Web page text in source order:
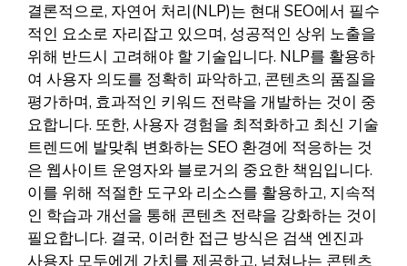
결론적으로, 자연어 처리(NLP)는 현대 SEO에서 필수
적인 요소로 자리잡고 있으며, 성공적인 상위 노출을
위해 반드시 고려해야 할 기술입니다. NLP를 활용하
여 사용자 의도를 정확히 파악하고, 콘텐츠의 품질을
평가하며, 효과적인 키워드 전략을 개발하는 것이 중
요합니다. 또한, 사용자 경험을 최적화하고 최신 기술
트렌드에 발맞춰 변화하는 SEO 환경에 적응하는 것
은 웹사이트 운영자와 블로거의 중요한 책임입니다.
이를 위해 적절한 도구와 리소스를 활용하고, 지속적
인 학습과 개선을 통해 콘텐츠 전략을 강화하는 것이
필요합니다. 결국, 이러한 접근 방식은 검색 엔진과
사용자 모두에게 가치를 제공하고, 넘쳐나는 콘텐츠